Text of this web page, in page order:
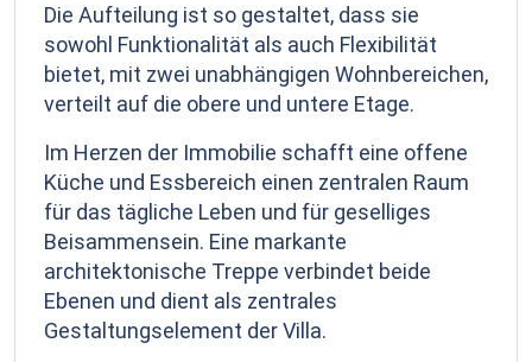
Die Aufteilung ist so gestaltet, dass sie
sowohl Funktionalität als auch Flexibilität
bietet, mit zwei unabhängigen Wohnbereichen,
verteilt auf die obere und untere Etage.
Im Herzen der Immobilie schafft eine offene
Küche und Essbereich einen zentralen Raum
für das tägliche Leben und für geselliges
Beisammensein. Eine markante
architektonische Treppe verbindet beide
Ebenen und dient als zentrales
Gestaltungselement der Villa.